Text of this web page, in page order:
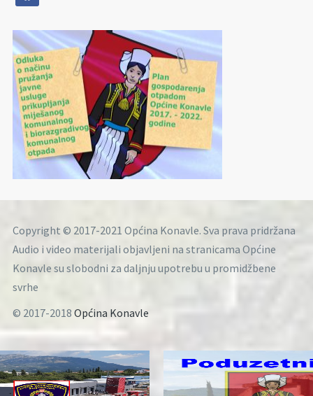
Copyright © 2017-2021 Općina Konavle. Sva prava pridržana
Audio i video materijali objavljeni na stranicama Općine
Konavle su slobodni za daljnju upotrebu u promidžbene
svrhe
© 2017-2018 Općina Konavle